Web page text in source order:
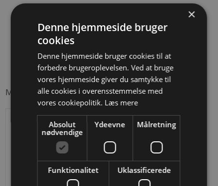
Download tegning
Måske er du også interesseret i følgende produkter
×
Denne hjemmeside bruger
cookies
Denne hjemmeside bruger cookies til at
forbedre brugeroplevelsen. Ved at bruge
vores hjemmeside giver du samtykke til
alle cookies i overensstemmelse med
vores cookiepolitik. Læs mere
Absolut
nødvendige
Ydeevne Målretning
Funktionalitet Uklassificerede